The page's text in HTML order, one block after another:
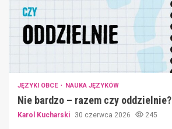
JĘZYKI OBCE NAUKA JĘZYKÓW
Nie bardzo – razem czy oddzielnie?
Karol Kucharski 30 czerwca 2026 245